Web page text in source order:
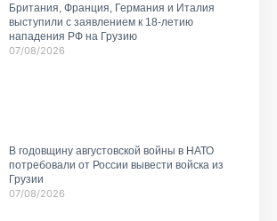
Британия, Франция, Германия и Италия
выступили с заявлением к 18-летию
нападения РФ на Грузию
07/08/2026
В годовщину августовской войны в НАТО
потребовали от России вывести войска из
Грузии
07/08/2026